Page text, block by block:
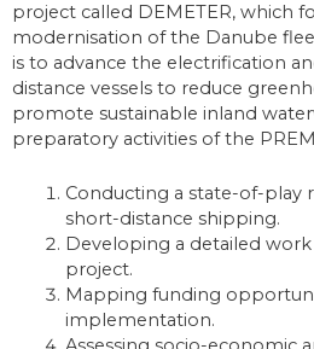
project called DEMETER, which
modernisation of the Danube
is to advance the electrification
distance vessels to reduce
promote sustainable inland
preparatory activities of the
Conducting a state-of-play
short-distance shipping.
Developing a detailed
project.
Mapping funding
implementation.